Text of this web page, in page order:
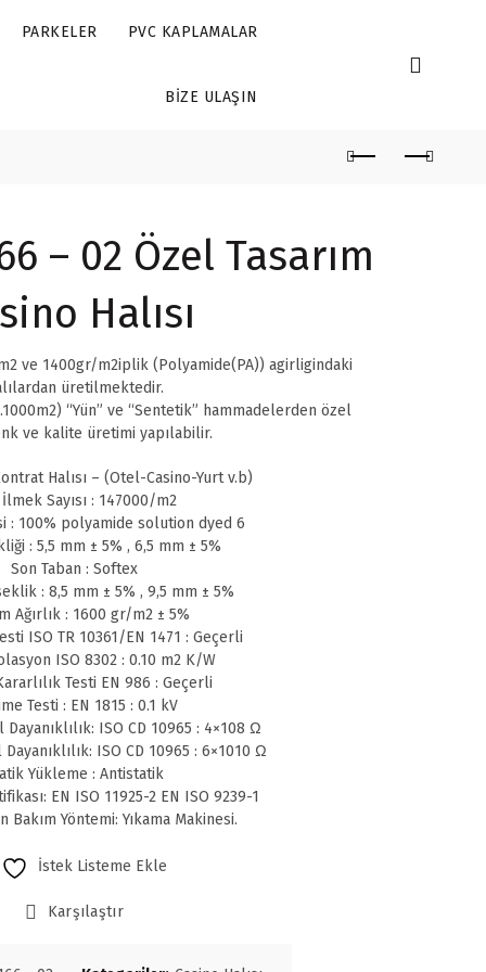
PARKELER PVC KAPLAMALAR
BIZE ULAŞIN
– 02 Özel Tasarım
Halısı
ve 1400gr/m2iplik (Polyamide(PA)) agirligindaki
üretilmektedir.
“Yün” ve “Sentetik” hammadelerden özel
ve kalite üretimi yapılabilir.
Halısı – (Otel-Casino-Yurt v.b)
İlmek Sayısı : 147000/m2
: 100% polyamide solution dyed 6
: 5,5 mm ± 5% , 6,5 mm ± 5%
Son Taban : Softex
: 8,5 mm ± 5% , 9,5 mm ± 5%
Ağırlık : 1600 gr/m2 ± 5%
ISO TR 10361/EN 1471 : Geçerli
ISO 8302 : 0.10 m2 K/W
Testi EN 986 : Geçerli
Testi : EN 1815 : 0.1 kV
ISO CD 10965 : 4×108 Ω
ISO CD 10965 : 6×1010 Ω
Yükleme : Antistatik
EN ISO 11925-2 EN ISO 9239-1
Bakım Yöntemi: Yıkama Makinesi.
İstek Listeme Ekle
Karşılaştır